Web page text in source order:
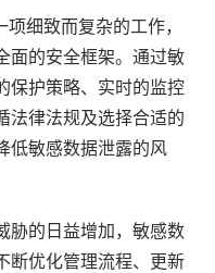
细致而复杂的工作，
面的安全框架。通过敏
保护策略、实时的监控
法律法规及选择合适的
低敏感数据泄露的风
胁的日益增加，敏感数
断优化管理流程、更新